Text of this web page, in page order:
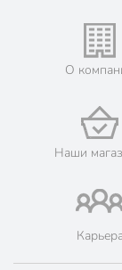
Аромат
О
Наши